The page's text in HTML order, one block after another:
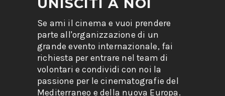
Se ami il cinema e vuoi prendere
parte all'organizzazione di un
grande evento internazionale, fai
richiesta per entrare nel team di
volontari e condividi con noi la
passione per le cinematografie del
Mediterraneo e della nuova Europa.